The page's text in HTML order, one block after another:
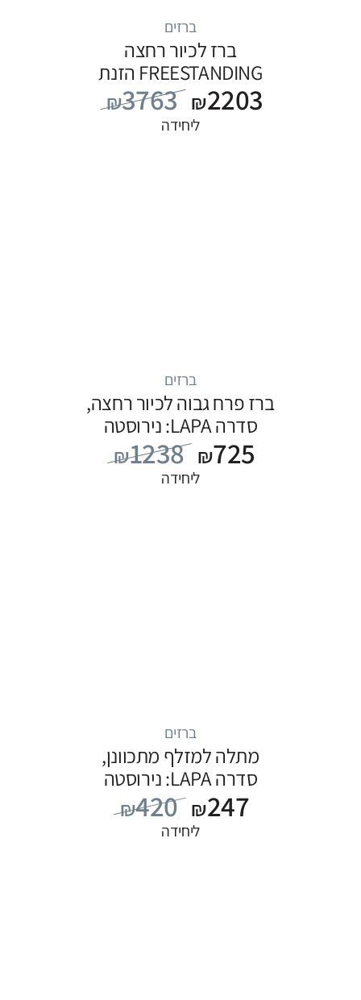
ברזים
ברז לכיור רחצה
FREESTANDING הזנת
מים מהרצפה, סדרה
FLOW: לבן
₪3763 ₪2203
ליחידה
ברזים
ברז פרח גבוה לכיור רחצה,
סדרה LAPA: נירוסטה
₪1238 ₪725
ליחידה
ברזים
מתלה למזלף מתכוונן,
סדרה LAPA: נירוסטה
₪420 ₪247
ליחידה